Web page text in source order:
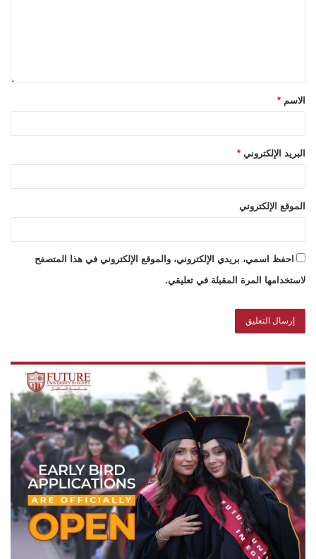
الاسم *
البريد الإلكتروني *
الموقع الإلكتروني
احفظ اسمي، بريدي الإلكتروني، والموقع الإلكتروني في هذا المتصفح
لاستخدامها المرة المقبلة في تعليقي.